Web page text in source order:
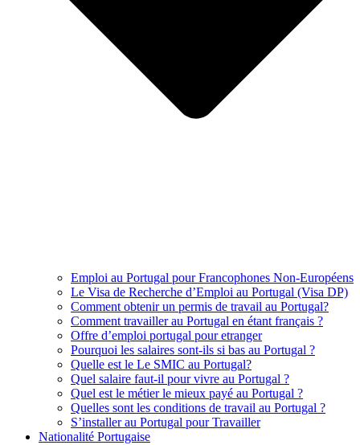
Emploi au Portugal pour Francophones Non-Européens
Le Visa de Recherche d’Emploi au Portugal (Visa DP)
Comment obtenir un permis de travail au Portugal?
Comment travailler au Portugal en étant français ?
Offre d’emploi portugal pour etranger
Pourquoi les salaires sont-ils si bas au Portugal ?
Quelle est le Le SMIC au Portugal?
Quel salaire faut-il pour vivre au Portugal ?
Quel est le métier le mieux payé au Portugal ?
Quelles sont les conditions de travail au Portugal ?
S’installer au Portugal pour Travailler
Nationalité Portugaise